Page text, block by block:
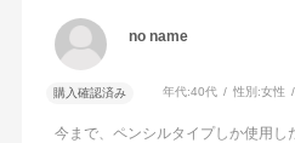
no name
購入確認済み 年代:40代 性別:女性
今まで、ペンシルタイプしか使用し